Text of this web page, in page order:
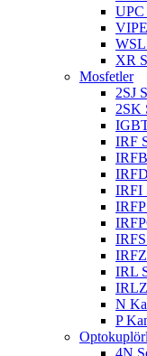
UPC
WSL
XR
Mosfetler
2SJ
2SK
IRF
IRFI
IRL
N
P
4N